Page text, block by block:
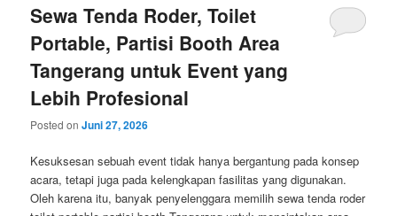
Sewa Tenda Roder, Toilet
Portable, Partisi Booth Area
Tangerang untuk Event yang
Lebih Profesional
Posted onJuni 27, 2026
Kesuksesan sebuah event tidak hanya bergantung pada konsep
acara, tetapi juga pada kelengkapan fasilitas yang digunakan.
Oleh karena itu, banyak penyelenggara memilih sewa tenda roder